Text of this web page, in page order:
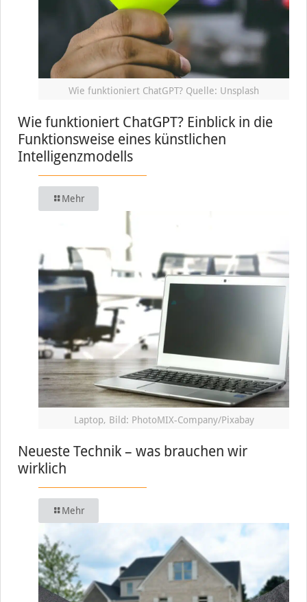
Wie funktioniert ChatGPT? Quelle: Unsplash
Wie funktioniert ChatGPT? Einblick in die
Funktionsweise eines künstlichen
Intelligenzmodells
Mehr
Laptop, Bild: PhotoMIX-Company/Pixabay
Neueste Technik – was brauchen wir
wirklich
Mehr